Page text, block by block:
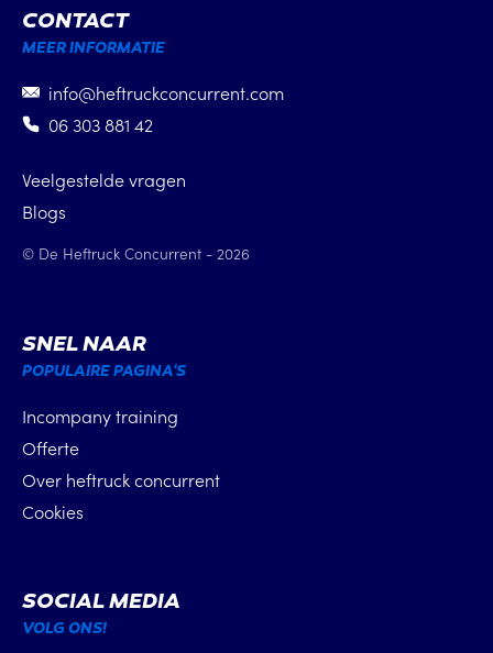
CONTACT
MEER INFORMATIE
info@heftruckconcurrent.com
06 303 881 42
Veelgestelde vragen
Blogs
© De Heftruck Concurrent - 2026
SNEL NAAR
POPULAIRE PAGINA'S
Incompany training
Offerte
Over heftruck concurrent
Cookies
SOCIAL MEDIA
VOLG ONS!